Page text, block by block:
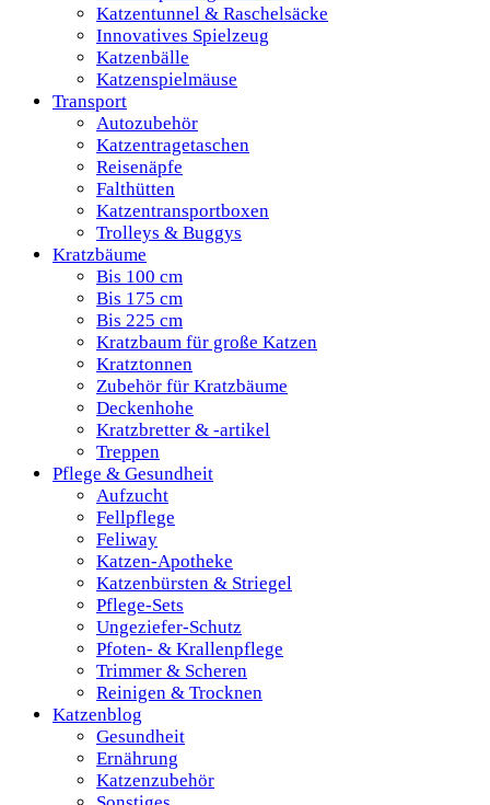
Katzentunnel & Raschelsäcke
Innovatives Spielzeug
Katzenbälle
Katzenspielmäuse
Transport
Autozubehör
Katzentragetaschen
Reisenäpfe
Falthütten
Katzentransportboxen
Trolleys & Buggys
Kratzbäume
Bis 100 cm
Bis 175 cm
Bis 225 cm
Kratzbaum für große Katzen
Kratztonnen
Zubehör für Kratzbäume
Deckenhohe
Kratzbretter & -artikel
Treppen
Pflege & Gesundheit
Aufzucht
Fellpflege
Feliway
Katzen-Apotheke
Katzenbürsten & Striegel
Pflege-Sets
Ungeziefer-Schutz
Pfoten- & Krallenpflege
Trimmer & Scheren
Reinigen & Trocknen
Katzenblog
Gesundheit
Ernährung
Katzenzubehör